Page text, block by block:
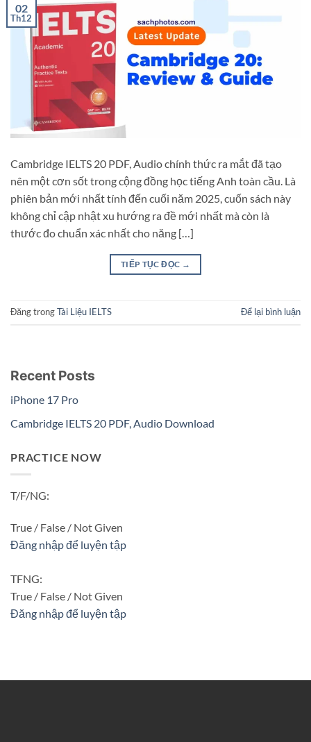
02
Th12
Cambridge IELTS 20 PDF, Audio chính thức ra mắt đã tạo
nên một cơn sốt trong cộng đồng học tiếng Anh toàn cầu. Là
phiên bản mới nhất tính đến cuối năm 2025, cuốn sách này
không chỉ cập nhật xu hướng ra đề mới nhất mà còn là
thước đo chuẩn xác nhất cho năng […]
TIẾP TỤC ĐỌC →
Đăng trongTài Liệu IELTS Để lại bình luận
Recent Posts
iPhone 17 Pro
Cambridge IELTS 20 PDF, Audio Download
PRACTICE NOW
T/F/NG:
True / False / Not Given
Đăng nhập để luyện tập
TFNG:
True / False / Not Given
Đăng nhập để luyện tập